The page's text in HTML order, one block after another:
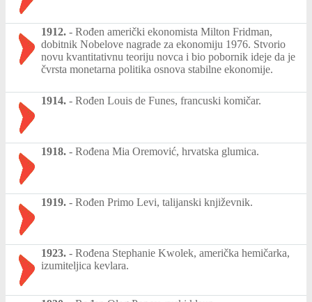
1912. - Rođen američki ekonomista Milton Fridman,
dobitnik Nobelove nagrade za ekonomiju 1976. Stvorio
novu kvantitativnu teoriju novca i bio pobornik ideje da je
čvrsta monetarna politika osnova stabilne ekonomije.
1914. - Rođen Louis de Funes, francuski komičar.
1918. - Rođena Mia Oremović, hrvatska glumica.
1919. - Rođen Primo Levi, talijanski književnik.
1923. - Rođena Stephanie Kwolek, američka hemičarka,
izumiteljica kevlara.